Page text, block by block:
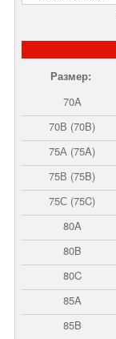
Размер:
70A
70В (70B)
75А (75A)
75В (75B)
75С (75C)
80A
80B
80C
85A
85B